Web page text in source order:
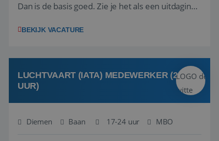
Dan is de basis goed. Zie je het als een uitdaging
het samenstellen en boeken van de perfecte
deze onderdelen zijn nu samen gevoegd...
BEKIJK VACATURE
LUCHTVAART (IATA) MEDEWERKER (24-32
UUR)
Diemen Baan 17-24 uur MBO